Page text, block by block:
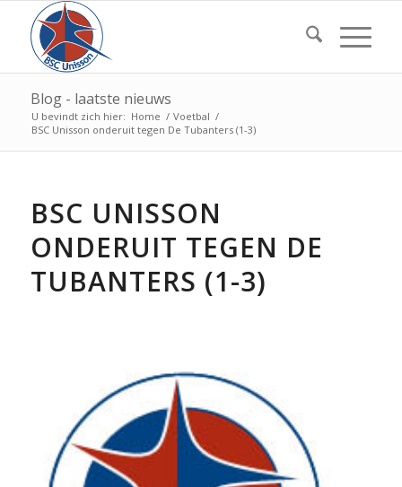
Blog - laatste nieuws
U bevindt zich hier: Home / Voetbal /
BSC Unisson onderuit tegen De Tubanters (1-3)
BSC UNISSON
ONDERUIT TEGEN DE
TUBANTERS (1-3)